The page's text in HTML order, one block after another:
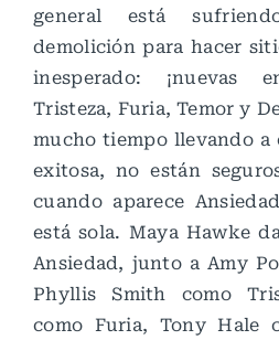
general está
demolición para hacer
inesperado: ¡nuevas
Tristeza, Furia, Temor y
mucho tiempo llevando a
exitosa, no están
cuando aparece
está sola. Maya Hawke
Ansiedad, junto a Amy
Phyllis Smith como
como Furia, Tony Hale